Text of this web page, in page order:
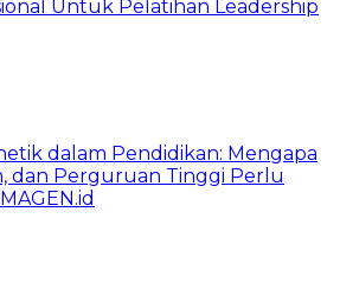
Untuk Pelatihan Leadership
dalam Pendidikan: Mengapa
dan Perguruan Tinggi Perlu